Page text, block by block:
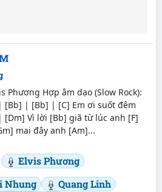
Phương Hợp âm dạo (Slow Rock):
| [Bb] | [C] Em ơi suốt đêm
[Dm] Vì lời [Bb] giã từ lúc anh [F]
mai đây anh [Am]...
Elvis Phương
Nhung
Quang Linh